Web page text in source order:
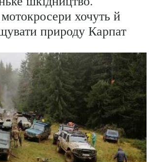
хочуть й
природу Карпат